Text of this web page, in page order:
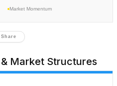
Market Momentum
Market Structures